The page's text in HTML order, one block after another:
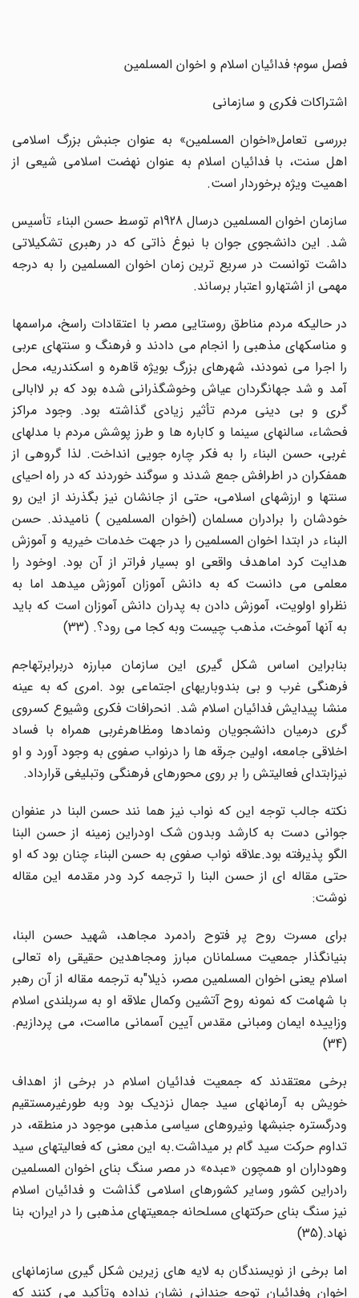
فصل سوم؛ فدائیان اسلام و اخوان المسلمین
اشتراکات فکری و سازمانی
بررسی تعامل«اخوان المسلمین» به عنوان جنبش بزرگ اسلامی
اهل سنت، با فدائیان اسلام به عنوان نهضت اسلامی شیعی از
اهمیت ویژه برخوردار است.
سازمان اخوان المسلمین درسال 1928م توسط حسن البناء تأسیس
شد. این دانشجوی جوان با نبوغ ذاتی که در رهبری تشکیلاتی
داشت توانست در سریع ترین زمان اخوان المسلمین را به درجه
مهمی از اشتهارو اعتبار برساند.
در حالیکه مردم مناطق روستایی مصر با اعتقادات راسخ، مراسمها
و مناسکهای مذهبی را انجام می دادند و فرهنگ و سنتهای عربی
را اجرا می نمودند، شهرهای بزرگ بویژه قاهره و اسکندریه، محل
آمد و شد جهانگردان عیاش وخوشگذرانی شده بود که بر لاابالی
گری و بی دینی مردم تأثیر زیادی گذاشته بود. وجود مراکز
فحشاء، سالنهای سینما و کاباره ها و طرز پوشش مردم با مدلهای
غربی، حسن البناء را به فکر چاره جویی انداخت. لذا گروهی از
همفکران در اطرافش جمع شدند و سوگند خوردند که در راه احیای
سنتها و ارزشهای اسلامی، حتی از جانشان نیز بگذرند از این رو
خودشان را برادران مسلمان (اخوان المسلمین ) نامیدند. حسن
البناء در ابتدا اخوان المسلمین را در جهت خدمات خیریه و آموزش
هدایت کرد اماهدف واقعی او بسیار فراتر از آن بود. اوخود را
معلمی می دانست که به دانش آموزان آموزش میدهد اما به
نظراو اولویت، آموزش دادن به پدران دانش آموزان است که باید
به آنها آموخت، مذهب چیست وبه کجا می رود؟. (33)
بنابراین اساس شکل گیری این سازمان مبارزه دربرابرتهاجم
فرهنگی غرب و بی بندوباریهای اجتماعی بود .امری که به عینه
منشا پیدایش فدائیان اسلام شد. انحرافات فکری وشیوع کسروی
گری درمیان دانشجویان ونمادها ومظاهرغربی همراه با فساد
اخلاقی جامعه، اولین جرقه ها را درنواب صفوی به وجود آورد و او
نیزابتدای فعالیتش را بر روی محورهای فرهنگی وتبلیغی قرارداد.
نکته جالب توجه این که نواب نیز هما نند حسن البنا در عنفوان
جوانی دست به کارشد وبدون شک اودراین زمینه از حسن البنا
الگو پذیرفته بود.علاقه نواب صفوی به حسن البناء چنان بود که او
حتی مقاله ای از حسن البنا را ترجمه کرد ودر مقدمه این مقاله
نوشت:
برای مسرت روح پر فتوح رادمرد مجاهد، شهید حسن البنا،
بنیانگذار جمعیت مسلمانان مبارز ومجاهدین حقیقی راه تعالی
اسلام یعنی اخوان المسلمین مصر، ذیلا"به ترجمه مقاله از آن رهبر
با شهامت که نمونه روح آتشین وکمال علاقه او به سربلندی اسلام
وزاییده ایمان ومبانی مقدس آیین آسمانی مااست، می پردازیم.
برخی معتقدند که جمعیت فدائیان اسلام در برخی از اهداف
خویش به آرمانهای سید جمال نزدیک بود وبه طورغیرمستقیم
ودرگستره جنبشها ونیروهای سیاسی مذهبی موجود در منطقه، در
تداوم حرکت سید گام بر میداشت.به این معنی که فعالیتهای سید
وهوداران او همچون «عبده» در مصر سنگ بنای اخوان المسلمین
رادراین کشور وسایر کشورهای اسلامی گذاشت و فدائیان اسلام
نیز سنگ بنای حرکتهای مسلحانه جمعیتهای مذهبی را در ایران، بنا
نهاد.(35)
اما برخی از نویسندگان به لایه های زیرین شکل گیری سازمانهای
اخوان وفدائیان توجه چندانی نشان نداده وتأکید می کنند که